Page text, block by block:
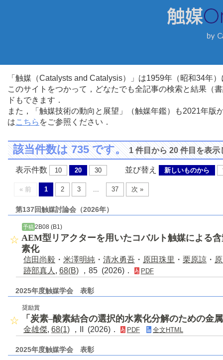
「触媒（Catalysts and Catalysis）」は1959年（昭和34年
このサイトをつかって，どなたでも全記事の検索と結果（
ドもできます．
また，「触媒技術の動向と展望」（触媒年鑑）も2021年
はこちら をご参照ください．
該当件数は 735 です。1 件目から 20 件目を表示
表示件数 10 20 30 並び替え 新しいものから
« 前 1 2 3 ... 37 次 »
第137回触媒討論会（2026年）
予稿 2B08 (B1)
AEM型リアクターを用いたコバルト触媒による
素化
信田尚毅 ・ 米澤明純 ・ 清水勇吾 ・ 原田珠里 ・ 栗原諒 ・
跡部真人 , 68(B) ，85 (2026)． PDF
2025年度触媒学会 表彰
奨励賞
「炭素–酸素結合の選択的水素化分解のための金
金雄傑, 68(1) ，II (2026)． PDF 全文HTML
2025年度触媒学会 表彰